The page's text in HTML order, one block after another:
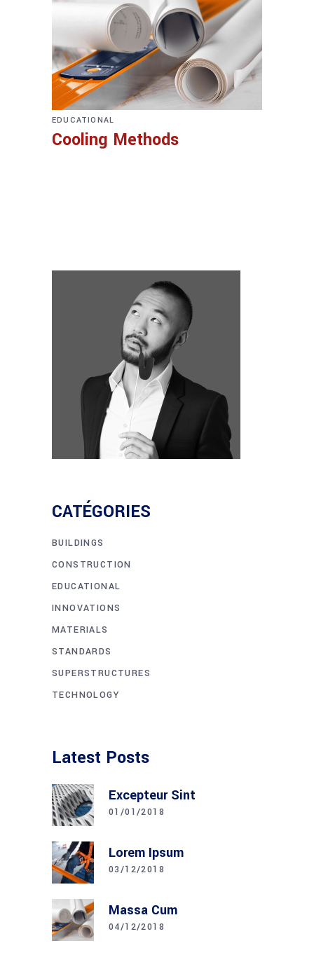
EDUCATIONAL
Cooling Methods
CATÉGORIES
BUILDINGS
CONSTRUCTION
EDUCATIONAL
INNOVATIONS
MATERIALS
STANDARDS
SUPERSTRUCTURES
TECHNOLOGY
Latest Posts
Excepteur Sint
01/01/2018
Lorem Ipsum
03/12/2018
Massa Cum
04/12/2018